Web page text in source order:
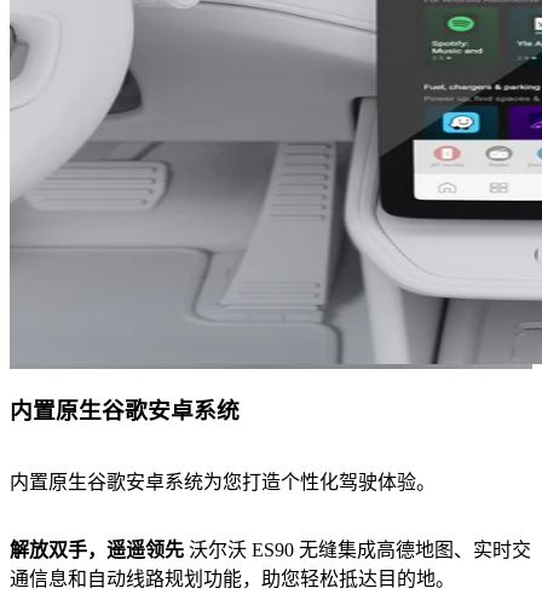
内置原生谷歌安卓系统
内置原生谷歌安卓系统为您打造个性化驾驶体验。
解放双手，遥遥领先
通信息和自动线路规划功能，助您轻松抵达目的地。